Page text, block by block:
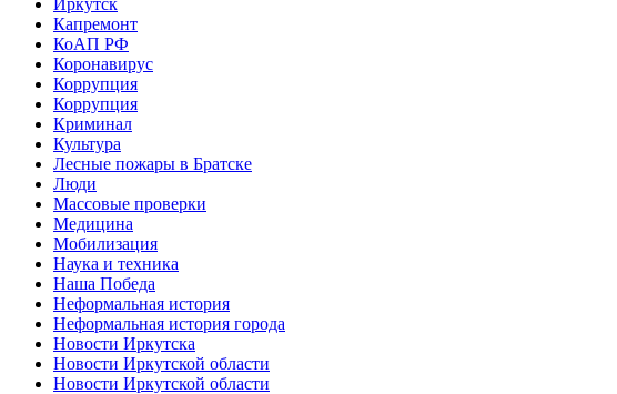
Капремонт
КоАП РФ
Коронавирус
Коррупция
Коррупция
Криминал
Культура
Лесные пожары в Братске
Люди
Массовые проверки
Медицина
Мобилизация
Наука и техника
Наша Победа
Неформальная история
Неформальная история города
Новости Иркутска
Новости Иркутской области
Новости Иркутской области